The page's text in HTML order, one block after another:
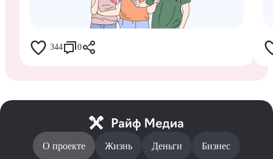
344 0
О проекте Жизнь Деньги Бизнес